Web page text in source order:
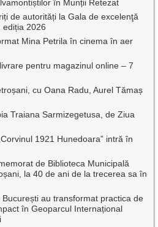
în Munții Retezat
de autorități la Gala de excelenţă
ediția 2026
Mina Petrila în cinema în aer
pentru magazinul online – 7
cu Oana Radu, Aurel Tămaș
Traiana Sarmizegetusa, de Ziua
1921 Hunedoara” intră în
de Biblioteca Municipală
la 40 de ani de la trecerea sa în
au transformat practica de
în Geoparcul Internațional